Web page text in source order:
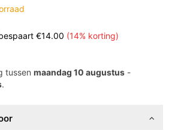
€14.00 (14% korting)
tussen maandag 10 augustus -
.